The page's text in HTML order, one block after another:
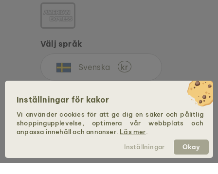
Inställningar för kakor
Vi använder cookies för att ge dig en säker och pålitlig
shoppingupplevelse, optimera vår webbplats och
anpassa innehåll och annonser. Läs mer
Inställningar
Okay
Välj språk
Svenska kr
Copyright © 2026 Holzkern – ett varumärke från Time for Nature GmbH. Med